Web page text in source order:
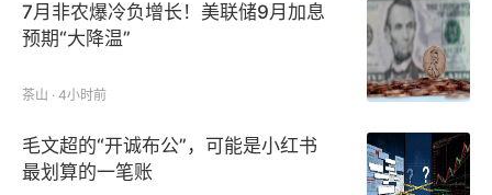
消息面上，迈威尔科技首席执行官马特·墨菲表示，继
(Connectivity)正成为AI增长的下一个主要瓶颈。对
此，英伟达首席执行官黄仁勋表示，整个行业必须高度
7月非农爆冷负增长！美联储9月加息
预期“大降温”
茶山 · 4小时前
毛文超的“开诚布公”，可能是小红书
最划算的一笔账